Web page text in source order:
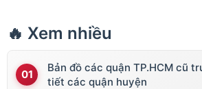
🔥 Xem nhiều
Bản đồ các quận TP.HCM cũ
tiết các quận huyện